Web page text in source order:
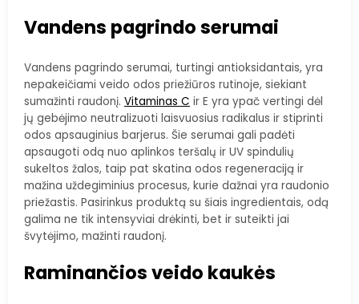
Vandens pagrindo serumai
Vandens pagrindo serumai, turtingi antioksidantais, yra
nepakeičiami veido odos priežiūros rutinoje, siekiant
sumažinti raudonį. Vitaminas C ir E yra ypač vertingi dėl
jų gebėjimo neutralizuoti laisvuosius radikalus ir stiprinti
odos apsauginius barjerus. Šie serumai gali padėti
apsaugoti odą nuo aplinkos teršalų ir UV spindulių
sukeltos žalos, taip pat skatina odos regeneraciją ir
mažina uždegiminius procesus, kurie dažnai yra raudonio
priežastis. Pasirinkus produktą su šiais ingredientais, odą
galima ne tik intensyviai drėkinti, bet ir suteikti jai
švytėjimo, mažinti raudonį.
Raminančios veido kaukės